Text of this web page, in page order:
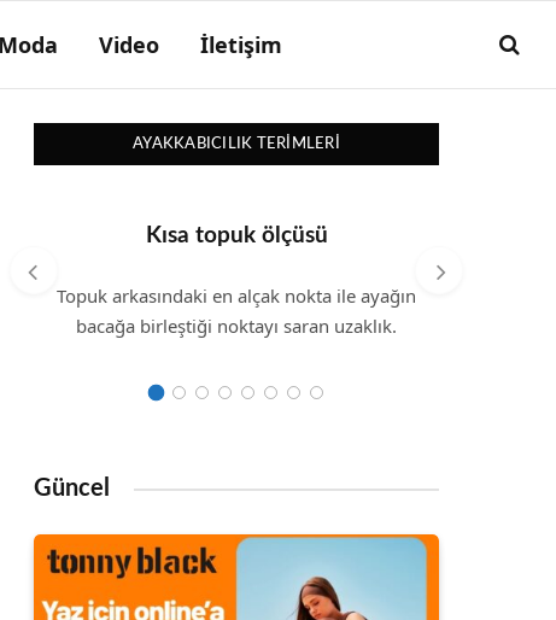
Moda Video İletişim
AYAKKABICILIK TERIMLERI
Kısa topuk ölçüsü
Topuk arkasındaki en alçak nokta ile ayağın
bacağa birleştiği noktayı saran uzaklık.
Güncel